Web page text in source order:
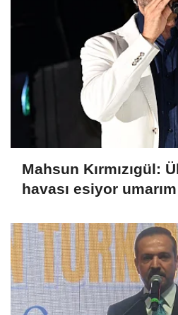
Mahsun Kırmızıgül:
havası esiyor